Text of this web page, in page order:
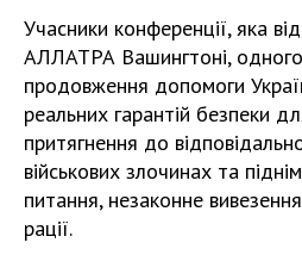
Учасники конференції, яка
АЛЛАТРА Вашингтоні,
продовження допомоги
реальних гарантій безпеки
притягнення до
військових злочинах та
питання, незаконне
рації.